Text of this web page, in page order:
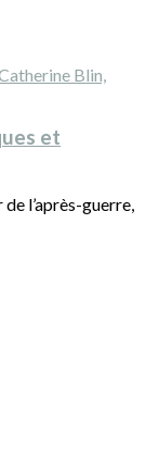
et
l’après-guerre,